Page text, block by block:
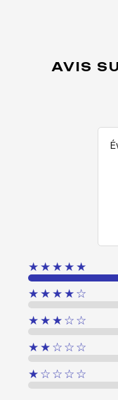
AVIS
★★★★★
★★★★☆
★★★☆☆
★★☆☆☆
★☆☆☆☆